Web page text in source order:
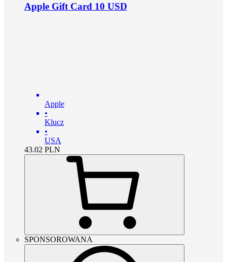
Apple Gift Card 10 USD
Apple
•
Klucz
•
USA
43.02 PLN
SPONSOROWANA